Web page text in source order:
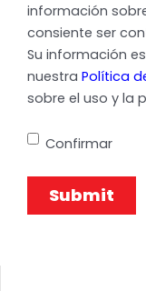
información
consiente ser
Su información
nuestra Política
sobre el uso y la
Confirmar